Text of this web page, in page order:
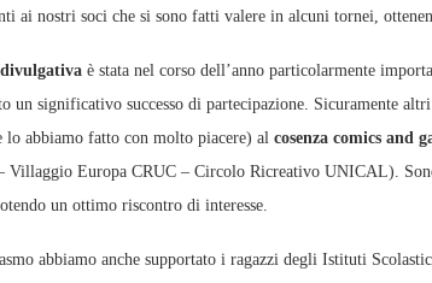
ai nostri soci che si sono fatti valere in alcuni tornei,
è stata nel corso dell’anno particolarmente
un significativo successo di partecipazione. Sicuramente
lo abbiamo fatto con molto piacere) al cosenza comics and
Villaggio Europa CRUC – Circolo Ricreativo UNICAL).
un ottimo riscontro di interesse.
abbiamo anche supportato i ragazzi degli Istituti